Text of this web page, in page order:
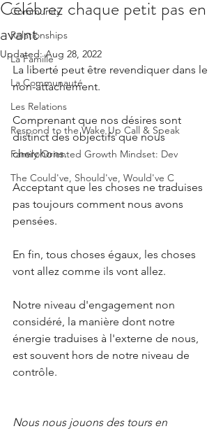
Community
Relationships
La Famille
La Communauté
Les Relations
Respond to the Wake Up Call & Speak
Family-Oriented Growth Mindset: Dev
The Could've, Should've, Would've C
Célébrez chaque petit pas en
avant
Updated:Aug 28, 2022
La liberté peut être revendiquer dans le
non-attachement.
Comprenant que nos désires sont
distinct des objectifs que nous
cherchons.
Acceptant que les choses ne traduises
pas toujours comment nous avons
pensées.
En fin, tous choses égaux, les choses
vont allez comme ils vont allez.
Notre niveau d'engagement non
considéré, la manière dont notre
énergie traduises à l'externe de nous,
est souvent hors de notre niveau de
contrôle.
Nous nous jouons des tours en